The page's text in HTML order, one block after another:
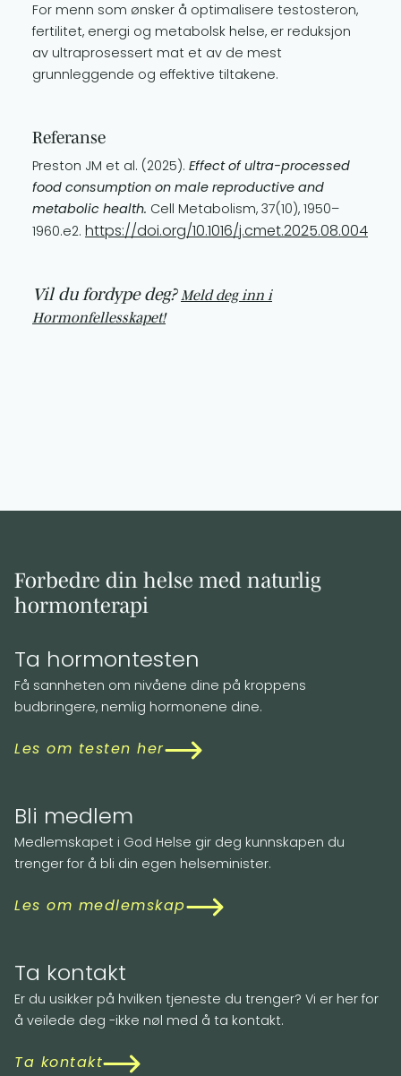
For menn som ønsker å optimalisere testosteron,
fertilitet, energi og metabolsk helse, er reduksjon
av ultraprosessert mat et av de mest
grunnleggende og effektive tiltakene.
Referanse
Preston JM et al. (2025). Effect of ultra-processed
food consumption on male reproductive and
metabolic health. Cell Metabolism, 37(10), 1950–
1960.e2. https://doi.org/10.1016/j.cmet.2025.08.004
Vil du fordype deg? Meld deg inn i
Hormonfellesskapet!
Forbedre din helse med naturlig
hormonterapi
Ta hormontesten
Få sannheten om nivåene dine på kroppens
budbringere, nemlig hormonene dine.
Les om testen her
Bli medlem
Medlemskapet i God Helse gir deg kunnskapen du
trenger for å bli din egen helseminister.
Les om medlemskap
Ta kontakt
Er du usikker på hvilken tjeneste du trenger? Vi er her for
å veilede deg -ikke nøl med å ta kontakt.
Ta kontakt